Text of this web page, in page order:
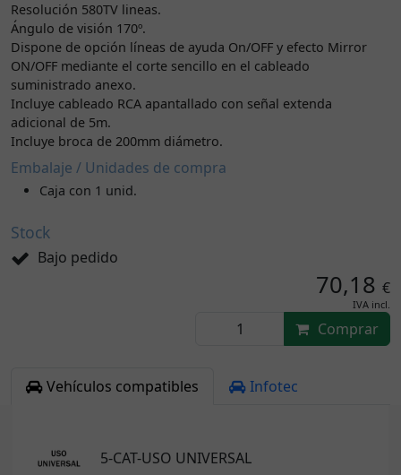
Resolución 580TV lineas.
Ángulo de visión 170º.
Dispone de opción líneas de ayuda On/OFF y efecto Mirror
ON/OFF mediante el corte sencillo en el cableado
suministrado anexo.
Incluye cableado RCA apantallado con señal extenda
adicional de 5m.
Incluye broca de 200mm diámetro.
Embalaje / Unidades de compra
Caja con 1 unid.
Stock
Bajo pedido
70,18 €
IVA incl.
Comprar
Vehículos compatibles Infotec
5-CAT-USO UNIVERSAL